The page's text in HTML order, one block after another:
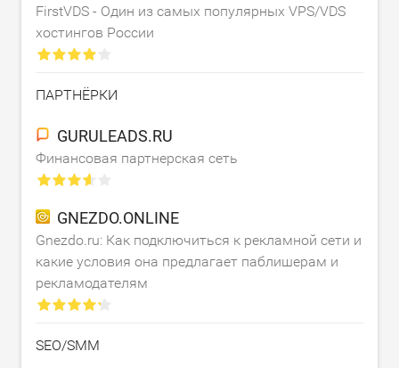
FirstVDS - Один из самых популярных VPS/VDS
хостингов России
ПАРТНЁРКИ
GURULEADS.RU
Финансовая партнерская сеть
GNEZDO.ONLINE
Gnezdo.ru: Как подключиться к рекламной сети и
какие условия она предлагает паблишерам и
рекламодателям
SEO/SMM